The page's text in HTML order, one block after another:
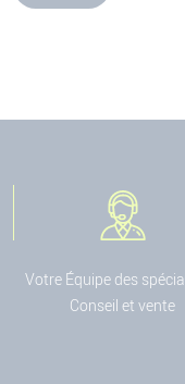
Votre Équipe des
Conseil et vente